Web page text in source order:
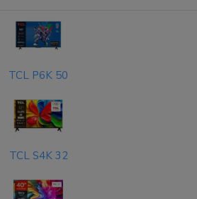
TCL P6K 50
TCL S4K 32